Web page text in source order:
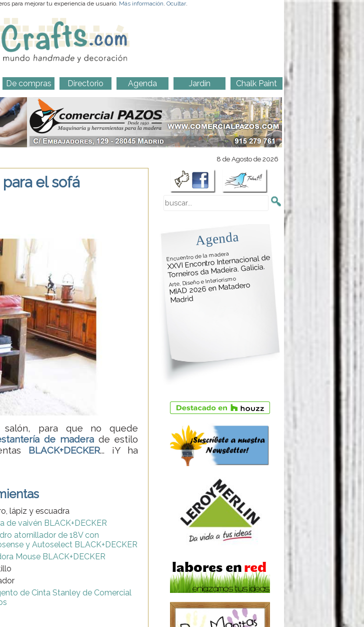
para mejorar tu experiencia de usuario. Más información. Ocultar.
De compras Directorio Agenda Jardín Chalk Paint
el sofá
para que no quede
de madera de estilo
BLACK+DECKER... ¡Y ha
lápiz y escuadra
de vaivén BLACK+DECKER
atornillador de 18V con
y Autoselect BLACK+DECKER
Mouse BLACK+DECKER
de Cinta Stanley de Comercial
8 de Agosto de 2026
Agenda
Encuentro de la madera
XXVI Encontro Internacional de
Torneiros da Madeira. Galicia.
Arte, Diseño e Interiorismo
MIAD 2026 en Matadero
Madrid